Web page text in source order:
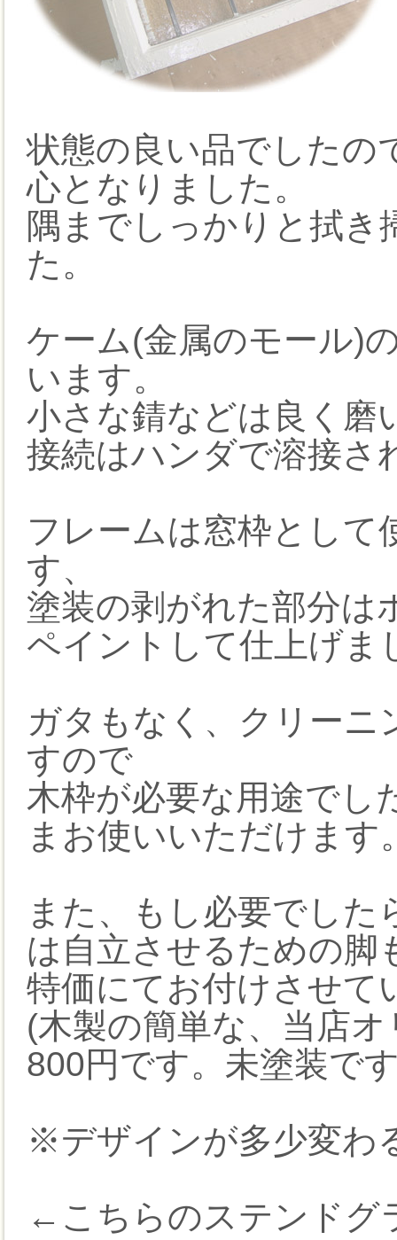
状態の良い品でしたの
心となりました。
隅までしっかりと拭き
た。
ケーム(金属のモール)
います。
小さな錆などは良く磨
接続はハンダで溶接さ
フレームは窓枠として
す、
塗装の剥がれた部分は
ペイントして仕上げま
ガタもなく、クリー
すので
木枠が必要な用途でし
まお使いいただけます
また、もし必要でし
は自立させるための脚
特価にてお付けさせて
(木製の簡単な、当店
800円です。未塗装で
※デザインが多少変わ
←こちらのステンドグ